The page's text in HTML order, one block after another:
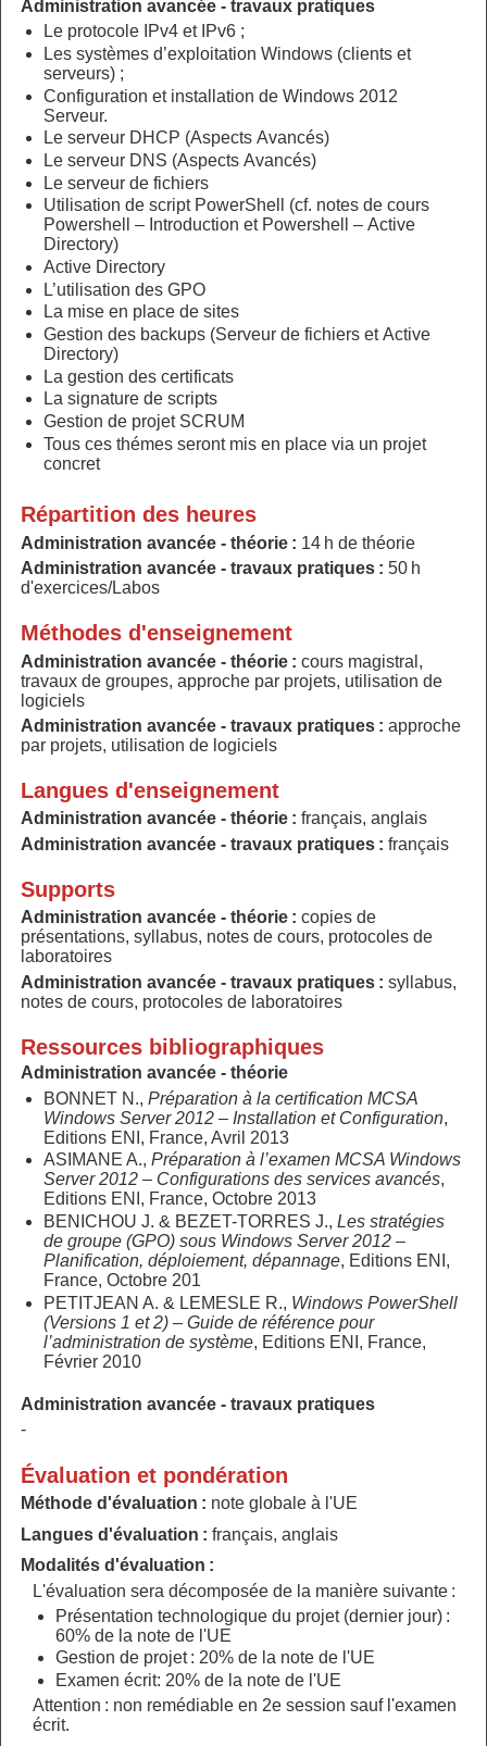
Administration avancée - travaux pratiques
Le protocole IPv4 et IPv6 ;
Les systèmes d’exploitation Windows (clients et
serveurs) ;
Configuration et installation de Windows 2012
Serveur.
Le serveur DHCP (Aspects Avancés)
Le serveur DNS (Aspects Avancés)
Le serveur de fichiers
Utilisation de script PowerShell (cf. notes de cours
Powershell – Introduction et Powershell – Active
Directory)
Active Directory
L’utilisation des GPO
La mise en place de sites
Gestion des backups (Serveur de fichiers et Active
Directory)
La gestion des certificats
La signature de scripts
Gestion de projet SCRUM
Tous ces thémes seront mis en place via un projet
concret
Répartition des heures
Administration avancée - théorie : 14 h de théorie
Administration avancée - travaux pratiques : 50 h
d'exercices/Labos
Méthodes d'enseignement
Administration avancée - théorie : cours magistral,
travaux de groupes, approche par projets, utilisation de
logiciels
Administration avancée - travaux pratiques : approche
par projets, utilisation de logiciels
Langues d'enseignement
Administration avancée - théorie : français, anglais
Administration avancée - travaux pratiques : français
Supports
Administration avancée - théorie : copies de
présentations, syllabus, notes de cours, protocoles de
laboratoires
Administration avancée - travaux pratiques : syllabus,
notes de cours, protocoles de laboratoires
Ressources bibliographiques
Administration avancée - théorie
BONNET N.,Préparation à la certification MCSA
Windows Server 2012 – Installation et Configuration,
Editions ENI, France, Avril 2013
ASIMANE A.,Préparation à l’examen MCSA Windows
Server 2012 – Configurations des services avancés,
Editions ENI, France, Octobre 2013
BENICHOU J. & BEZET-TORRES J.,Les stratégies
de groupe (GPO) sous Windows Server 2012 –
Planification, déploiement, dépannage, Editions ENI,
France, Octobre 201
PETITJEAN A. & LEMESLE R., Windows PowerShell
(Versions 1 et 2) – Guide de référence pour
l’administration de système, Editions ENI, France,
Février 2010
Administration avancée - travaux pratiques
-
Évaluation et pondération
Méthode d'évaluation : note globale à l'UE
Langues d'évaluation : français, anglais
Modalités d'évaluation :
L'évaluation sera décomposée de la manière suivante :
Présentation technologique du projet (dernier jour) :
60% de la note de l'UE
Gestion de projet : 20% de la note de l'UE
Examen écrit: 20% de la note de l'UE
Attention : non remédiable en 2e session sauf l'examen
écrit.